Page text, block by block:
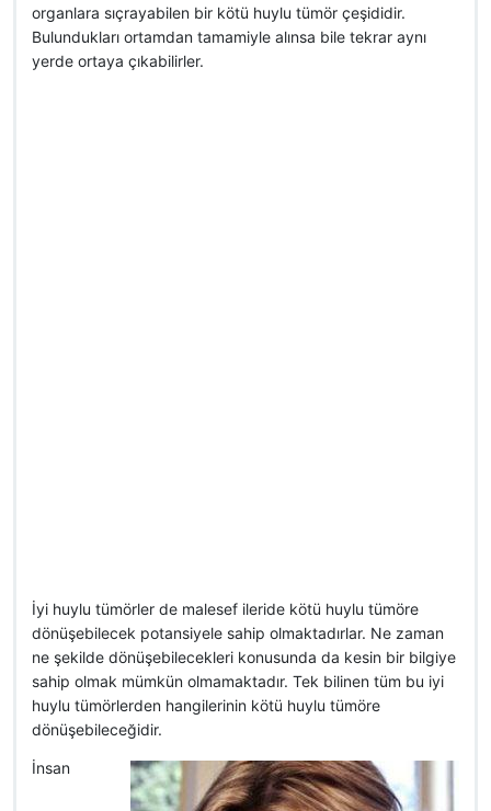
organlara sıçrayabilen bir kötü huylu tümör çeşididir.
Bulundukları ortamdan tamamiyle alınsa bile tekrar aynı
yerde ortaya çıkabilirler.
İyi huylu tümörler de malesef ileride kötü huylu tümöre
dönüşebilecek potansiyele sahip olmaktadırlar. Ne zaman
ne şekilde dönüşebilecekleri konusunda da kesin bir bilgiye
sahip olmak mümkün olmamaktadır. Tek bilinen tüm bu iyi
huylu tümörlerden hangilerinin kötü huylu tümöre
dönüşebileceğidir.
İnsan